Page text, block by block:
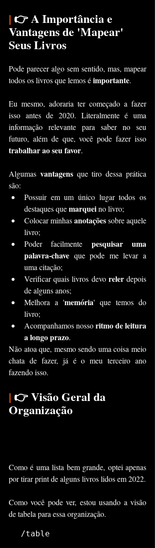
| 👉 A Importância e
Vantagens de 'Mapear'
Seus Livros
Pode parecer algo sem sentido, mas, mapear
todos os livros que lemos é importante.
Eu mesmo, adoraria ter começado a fazer
isso antes de 2020. Literalmente é uma
informação relevante para saber no seu
trabalhar ao seu favor.
Algumas vantagens que tiro dessa prática
são:
Possuir em um único lugar todos os
destaques que marquei no livro;
Colocar minhas anotações sobre aquele
livro;
Poder facilmente pesquisar uma
palavra-chave que pode me levar a
uma citação;
Verificar quais livros devo reler depois
de alguns anos;
Melhora a 'memória' que temos do
livro;
Acompanhamos nosso ritmo de leitura
a longo prazo.
Não atoa que, mesmo sendo uma coisa meio
chata de fazer, já é o meu terceiro ano
fazendo isso.
| 👉 Visão Geral da
Organização
Como é uma lista bem grande, optei apenas
por tirar print de alguns livros lidos em 2022.
Como você pode ver, estou usando a visão
de tabela para essa organização.
/table